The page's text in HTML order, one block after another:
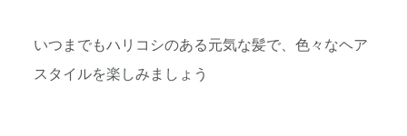
いつまでもハリコシのある元気な髪で、色々なヘア
スタイルを楽しみましょう